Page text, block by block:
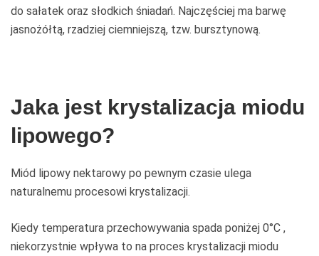
do sałatek oraz słodkich śniadań. Najczęściej ma barwę
jasnożółtą, rzadziej ciemniejszą, tzw. bursztynową.
Jaka jest krystalizacja miodu
lipowego?
Miód lipowy nektarowy po pewnym czasie ulega
naturalnemu procesowi krystalizacji.
Kiedy temperatura przechowywania spada poniżej 0°C ,
niekorzystnie wpływa to na proces krystalizacji miodu